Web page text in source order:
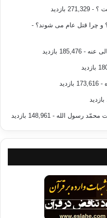
از «لَمْ یَکُن شَیْئًا مَّذْکُورًا»
اتکای کامل تا استقلال و تا
…
و متناسب با آن زندگی کند. و
جدید واقع شود ولی در
احوال جدید در بحث اجتهاد
مسلمانان و امت اسلامی
؟ - 271,329 بازدید
و چرا قتل عام می شوند؟ -
عنه - 185,476 بازدید
- 173,616 بازدید
محمّد رسول الله - 148,961 بازدید